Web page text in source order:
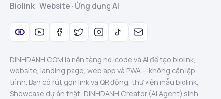
Biolink · Website · Ứng dụng AI
DINHDANH.COM là nền tảng no-code và AI để tạo biolink,
website, landing page, web app và PWA — không cần lập
trình. Bạn có rút gọn link và QR động, thư viện mẫu biolink,
Showcase dự án thật, DINHDANH Creator (AI Agent) sinh